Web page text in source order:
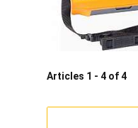
Articles 1 - 4 of 4